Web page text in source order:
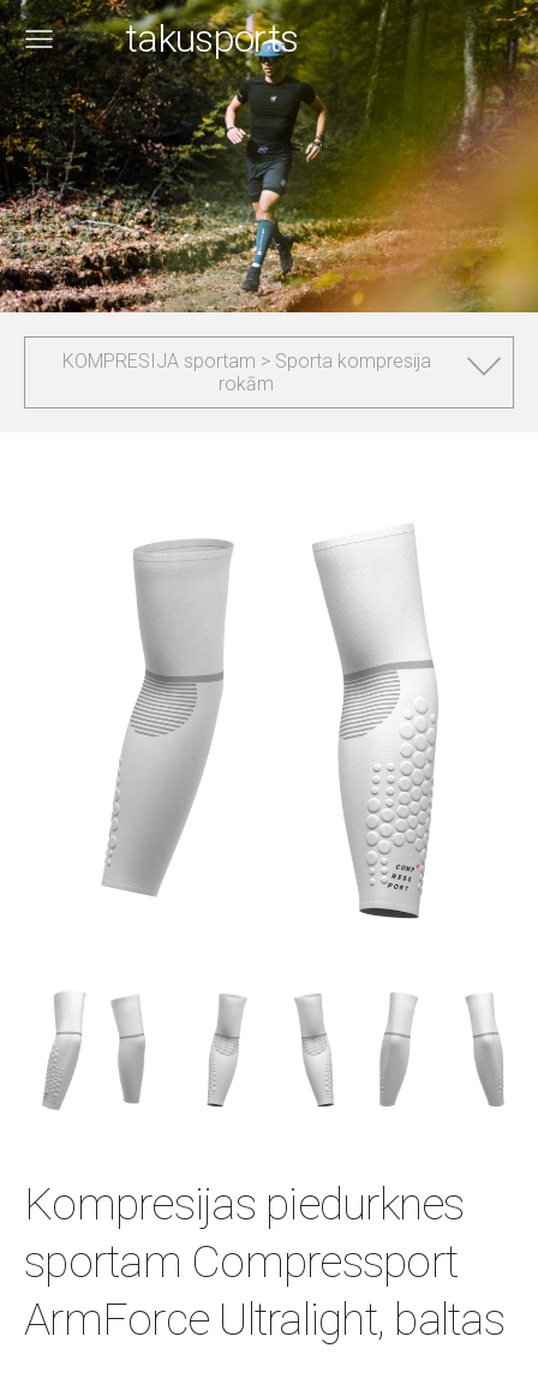
takusports
KOMPRESIJA sportam > Sporta kompresija
rokām
Kompresijas piedurknes
sportam Compressport
ArmForce Ultralight, baltas